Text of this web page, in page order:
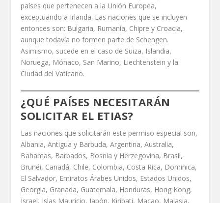
países que pertenecen a la Unión Europea,
exceptuando a Irlanda. Las naciones que se incluyen
entonces son: Bulgaria, Rumanía, Chipre y Croacia,
aunque todavía no formen parte de Schengen.
Asimismo, sucede en el caso de Suiza, Islandia,
Noruega, Mónaco, San Marino, Liechtenstein y la
Ciudad del Vaticano.
¿QUÉ PAÍSES NECESITARÁN
SOLICITAR EL ETIAS?
Las naciones que solicitarán este permiso especial son,
Albania, Antigua y Barbuda, Argentina, Australia,
Bahamas, Barbados, Bosnia y Herzegovina, Brasil,
Brunéi, Canadá, Chile, Colombia, Costa Rica, Dominica,
El Salvador, Emiratos Árabes Unidos, Estados Unidos,
Georgia, Granada, Guatemala, Honduras, Hong Kong,
Israel, Islas Mauricio, Japón, Kiribati, Macao, Malasia,